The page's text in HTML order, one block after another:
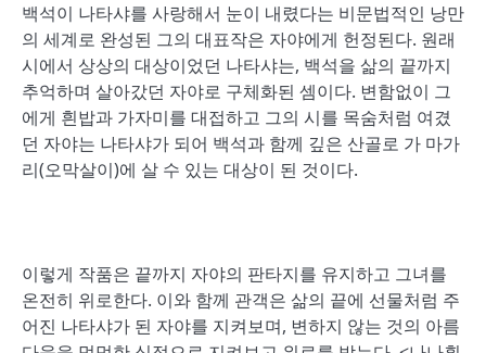
백석이 나타샤를 사랑해서 눈이 내렸다는 비문법적인 낭만
의 세계로 완성된 그의 대표작은 자야에게 헌정된다. 원래
시에서 상상의 대상이었던 나타샤는, 백석을 삶의 끝까지
추억하며 살아갔던 자야로 구체화된 셈이다. 변함없이 그
에게 흰밥과 가자미를 대접하고 그의 시를 목숨처럼 여겼
던 자야는 나타샤가 되어 백석과 함께 깊은 산골로 가 마가
리(오막살이)에 살 수 있는 대상이 된 것이다.
이렇게 작품은 끝까지 자야의 판타지를 유지하고 그녀를
온전히 위로한다. 이와 함께 관객은 삶의 끝에 선물처럼 주
어진 나타샤가 된 자야를 지켜보며, 변하지 않는 것의 아름